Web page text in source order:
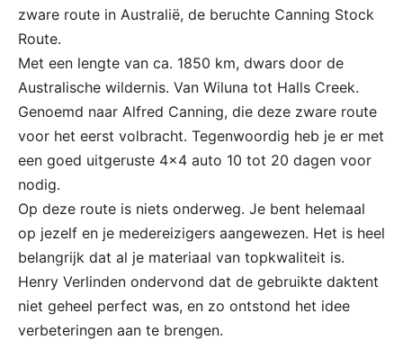
zware route in Australië, de beruchte Canning Stock
Route.
Met een lengte van ca. 1850 km, dwars door de
Australische wildernis. Van Wiluna tot Halls Creek.
Genoemd naar Alfred Canning, die deze zware route
voor het eerst volbracht. Tegenwoordig heb je er met
een goed uitgeruste 4×4 auto 10 tot 20 dagen voor
nodig.
Op deze route is niets onderweg. Je bent helemaal
op jezelf en je medereizigers aangewezen. Het is heel
belangrijk dat al je materiaal van topkwaliteit is.
Henry Verlinden ondervond dat de gebruikte daktent
niet geheel perfect was, en zo ontstond het idee
verbeteringen aan te brengen.